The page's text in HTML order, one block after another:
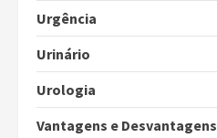
Urgência
Urinário
Urologia
Vantagens e Desvantagens